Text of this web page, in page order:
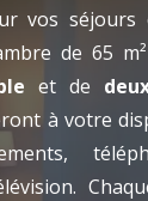
vos
de 65
et de
à votre